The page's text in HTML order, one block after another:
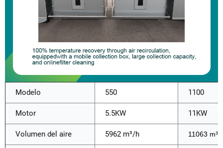
Modelo 550 1100
Motor 5.5KW 11KW
Volumen del aire 5962 m³/h 11063 m³/